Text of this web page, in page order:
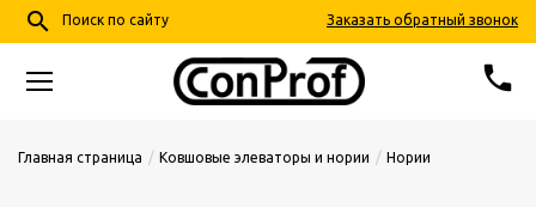
search Поиск по сайту Заказать обратный звонок
phone
+7 (4852)68-24-57
Главная страница Ковшовые элеваторы и нории Нории